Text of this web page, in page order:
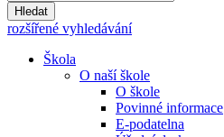
Hledat
rozšířené vyhledávání
Škola
O naší škole
O škole
Povinné informace
E-podatelna